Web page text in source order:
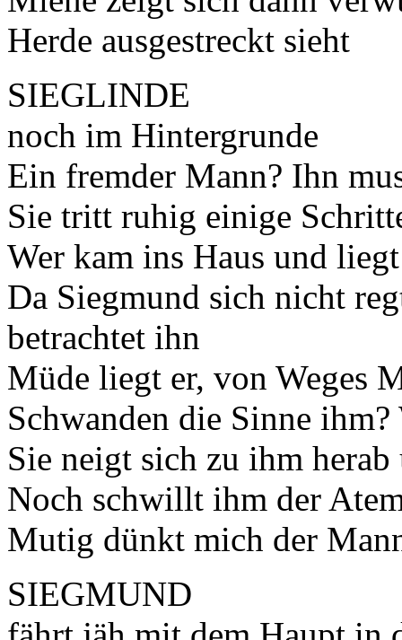
Herde ausgestreckt sieht
SIEGLINDE
noch im Hintergrunde
Ein fremder Mann? Ihn
Sie tritt ruhig einige
Wer kam ins Haus und
Da Siegmund sich nicht
betrachtet ihn
Müde liegt er, von Weges
Schwanden die Sinne ihm?
Sie neigt sich zu ihm herab
Noch schwillt ihm der
Mutig dünkt mich der
SIEGMUND